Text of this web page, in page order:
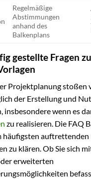
Regelmäßige
Abstimmungen
anhand des
Balkenplans
gestellte Fragen
Projektplanung stoßen
der Erstellung und
insbesondere wenn es
zu realisieren. Die FAQ
häufigsten auftrettenden
zu klären. Ob Sie sich
erweiterten